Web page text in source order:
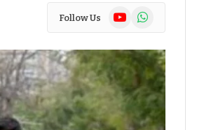
Follow Us YouTubeWhatsApp